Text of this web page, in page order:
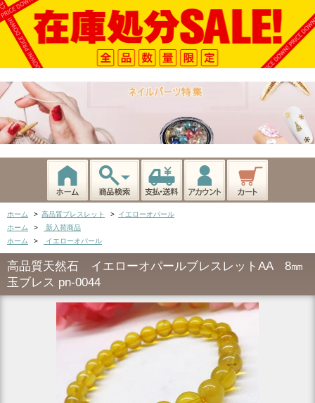
ホーム > 高品質ブレスレット > イエローオパール
ホーム
>
新入荷商品
ホーム
> イエローオパール
高品質天然石 イエローオパールブレスレットAA 8㎜
玉ブレス pn-0044